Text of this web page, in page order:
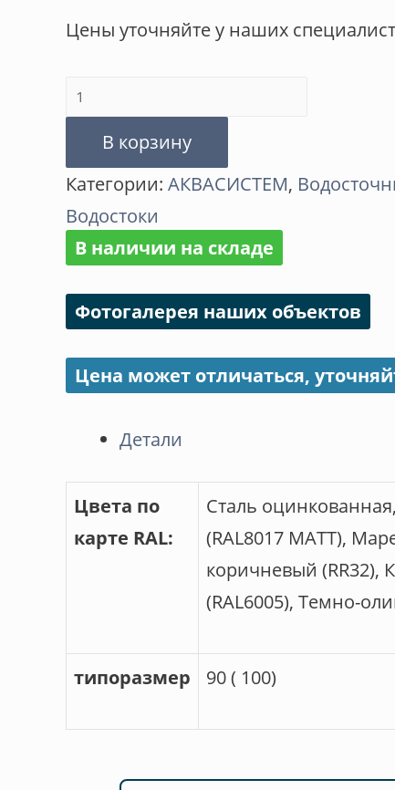
Цены уточняйте у наших
Количество
товара
Декоративная
накладка
для
хомута
В корзину
Категории: АКВАСИСТЕМ,
Водостоки
В наличии на складе
Фотогалерея наших объектов
Цена может отличаться,
Детали
Цвета по
карте RAL:
Сталь
(RAL8017 МАТТ),
коричневый (RR32),
(RAL6005), Темно-
типоразмер 90 ( 100)